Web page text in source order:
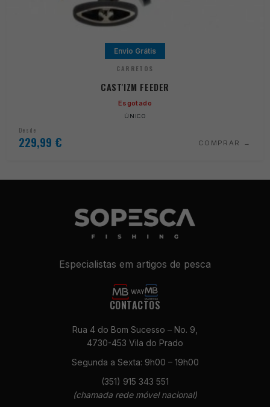
Envio Grátis
CARRETOS
CAST'IZM FEEDER
Esgotado
ÚNICO
Desde
229,99 € COMPRAR
Especialistas em artigos de pesca
CONTACTOS
Rua 4 do Bom Sucesso – No. 9,
4730-453 Vila do Prado
Segunda a Sexta: 9h00 – 19h00
(351) 915 343 551
(chamada rede móvel nacional)
Necessários
não são
opcionais. São
necessários
funcionamento
do site.